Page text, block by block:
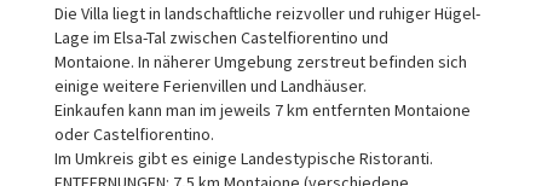
Die Villa liegt in landschaftliche reizvoller und ruhiger Hügel-
Lage im Elsa-Tal zwischen Castelfiorentino und
Montaione. In näherer Umgebung zerstreut befinden sich
einige weitere Ferienvillen und Landhäuser.
Einkaufen kann man im jeweils 7 km entfernten Montaione
oder Castelfiorentino.
Im Umkreis gibt es einige Landestypische Ristoranti.